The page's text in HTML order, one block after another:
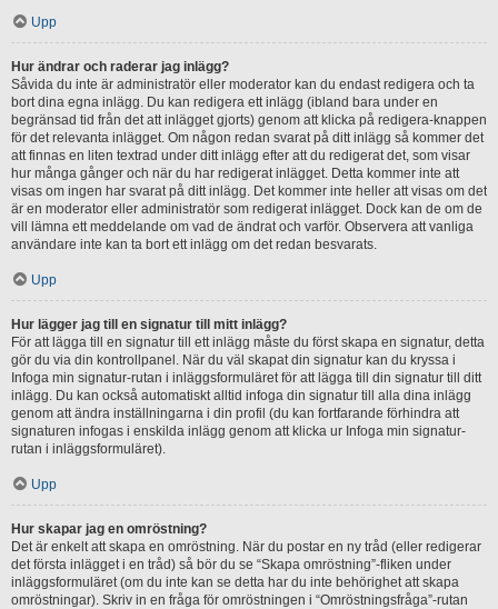
Upp
Hur ändrar och raderar jag inlägg?
Såvida du inte är administratör eller moderator kan du endast redigera och ta
bort dina egna inlägg. Du kan redigera ett inlägg (ibland bara under en
begränsad tid från det att inlägget gjorts) genom att klicka på redigera-knappen
för det relevanta inlägget. Om någon redan svarat på ditt inlägg så kommer det
att finnas en liten textrad under ditt inlägg efter att du redigerat det, som visar
hur många gånger och när du har redigerat inlägget. Detta kommer inte att
visas om ingen har svarat på ditt inlägg. Det kommer inte heller att visas om det
är en moderator eller administratör som redigerat inlägget. Dock kan de om de
vill lämna ett meddelande om vad de ändrat och varför. Observera att vanliga
användare inte kan ta bort ett inlägg om det redan besvarats.
Upp
Hur lägger jag till en signatur till mitt inlägg?
För att lägga till en signatur till ett inlägg måste du först skapa en signatur, detta
gör du via din kontrollpanel. När du väl skapat din signatur kan du kryssa i
Infoga min signatur-rutan i inläggsformuläret för att lägga till din signatur till ditt
inlägg. Du kan också automatiskt alltid infoga din signatur till alla dina inlägg
genom att ändra inställningarna i din profil (du kan fortfarande förhindra att
signaturen infogas i enskilda inlägg genom att klicka ur Infoga min signatur-
rutan i inläggsformuläret).
Upp
Hur skapar jag en omröstning?
Det är enkelt att skapa en omröstning. När du postar en ny tråd (eller redigerar
det första inlägget i en tråd) så bör du se “Skapa omröstning”-fliken under
inläggsformuläret (om du inte kan se detta har du inte behörighet att skapa
omröstningar). Skriv in en fråga för omröstningen i “Omröstningsfråga”-rutan